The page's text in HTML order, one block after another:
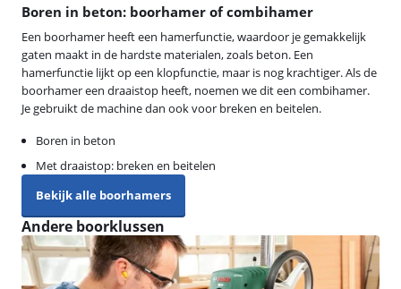
Boren in beton: boorhamer of combihamer
Een boorhamer heeft een hamerfunctie, waardoor je gemakkelijk
gaten maakt in de hardste materialen, zoals beton. Een
hamerfunctie lijkt op een klopfunctie, maar is nog krachtiger. Als de
boorhamer een draaistop heeft, noemen we dit een combihamer.
Je gebruikt de machine dan ook voor breken en beitelen.
Boren in beton
Met draaistop: breken en beitelen
Bekijk alle boorhamers
Andere boorklussen